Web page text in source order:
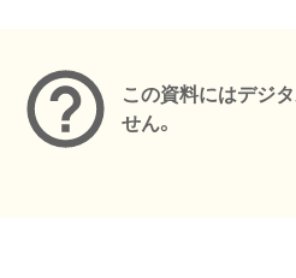
この資料にはデジ
せん。